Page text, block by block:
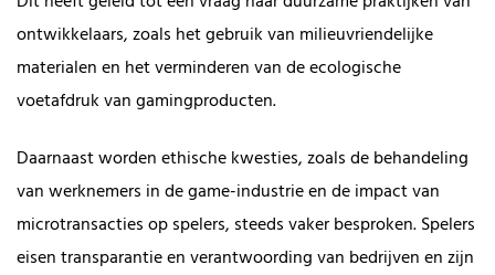
ontwikkelaars, zoals het gebruik van milieuvriendelijke
materialen en het verminderen van de ecologische
voetafdruk van gamingproducten.
Daarnaast worden ethische kwesties, zoals de behandeling
van werknemers in de game-industrie en de impact van
microtransacties op spelers, steeds vaker besproken. Spelers
eisen transparantie en verantwoording van bedrijven en zijn